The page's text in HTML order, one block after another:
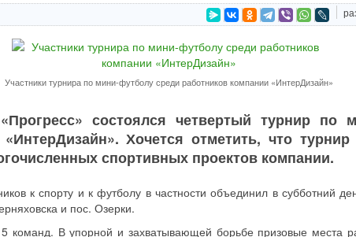
Участники турнира по мини-футболу среди работников компании «ИнтерДизайн»
состоялся четвертый турнир по
«ИнтерДизайн». Хочется отметить, что
спортивных проектов компании.
к спорту и к футболу в частности объединил в субботний
и пос. Озерки.
5 команд. В упорной и захватывающей борьбе призовые места